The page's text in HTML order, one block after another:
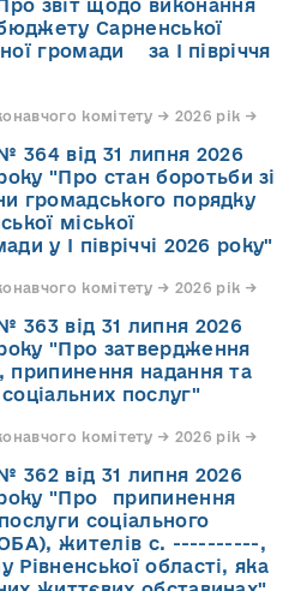
Про звіт щодо виконання
Сарненської
громади за І півріччя
комітету → 2026 рік →
№ 364 від 31 липня 2026
"Про стан боротьби зі
громадського порядку
міської
у І півріччі 2026 року"
комітету → 2026 рік →
№ 363 від 31 липня 2026
"Про затвердження
припинення надання та
послуг"
комітету → 2026 рік →
№ 362 від 31 липня 2026
"Про припинення
соціального
жителів с. ----------,
Рівненської області, яка